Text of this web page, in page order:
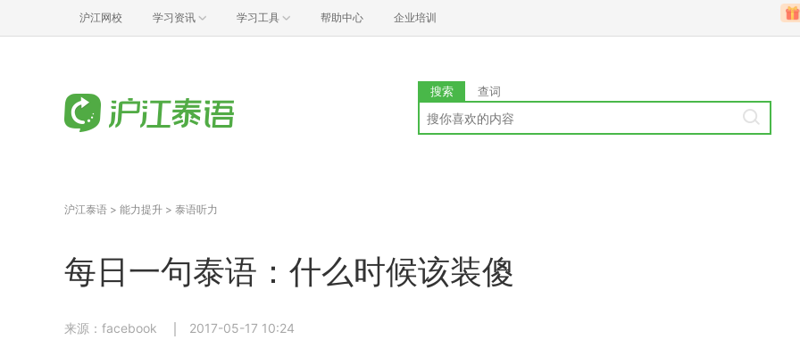
沪江网校 学习资讯 学习工具 帮助中心 企业培训
搜索 查词
沪江泰语 > 能力提升 > 泰语听力
每日一句泰语：什么时候该装傻
来源：facebook 2017-05-17 10:24